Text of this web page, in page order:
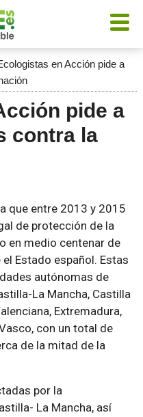
en Acción pide a
pide a
contra la
que entre 2013 y 2015
de protección de la
en medio centenar de
Estado español. Estas
autónomas de
La Mancha, Castilla
Extremadura,
con un total de
de la mitad de la
por la
La Mancha, así